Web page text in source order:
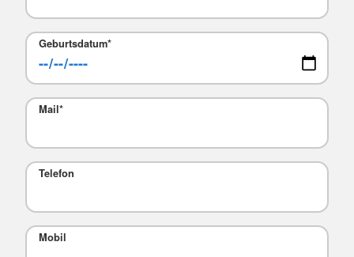
Geburtsdatum*
Mail*
Telefon
Mobil